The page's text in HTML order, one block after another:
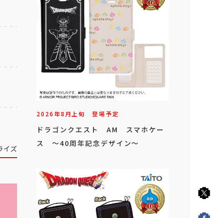
イズ
2026年8月上旬 登場予定
ドラゴンクエスト AM スマホケー
ス ～40周年記念デザイン～